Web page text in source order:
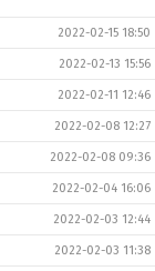
2022-02-15 18:50
2022-02-13 15:56
2022-02-11 12:46
2022-02-08 12:27
2022-02-08 09:36
2022-02-04 16:06
2022-02-03 12:44
2022-02-03 11:38